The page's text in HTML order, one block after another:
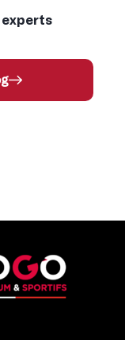
experts